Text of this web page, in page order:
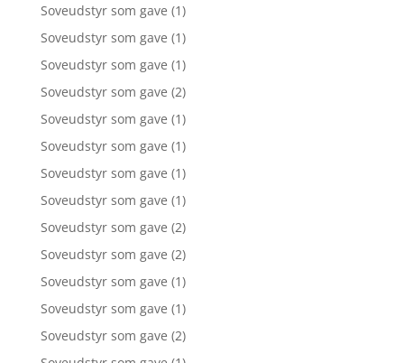
Soveudstyr som gave (1)
Soveudstyr som gave (1)
Soveudstyr som gave (1)
Soveudstyr som gave (2)
Soveudstyr som gave (1)
Soveudstyr som gave (1)
Soveudstyr som gave (1)
Soveudstyr som gave (1)
Soveudstyr som gave (2)
Soveudstyr som gave (2)
Soveudstyr som gave (1)
Soveudstyr som gave (1)
Soveudstyr som gave (2)